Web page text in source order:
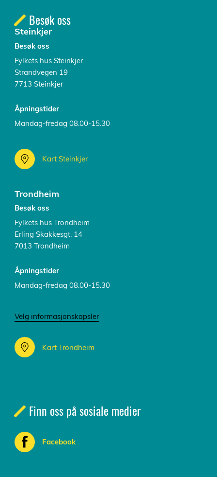
Besøk oss
Steinkjer
Besøk oss
Fylkets hus Steinkjer
Strandvegen 19
7713 Steinkjer
Åpningstider
Mandag-fredag 08.00-15.30
Kart Steinkjer
Trondheim
Besøk oss
Fylkets hus Trondheim
Erling Skakkesgt. 14
7013 Trondheim
Åpningstider
Mandag-fredag 08.00-15.30
Velg informasjonskapsler
Kart Trondheim
Finn oss på sosiale medier
Facebook